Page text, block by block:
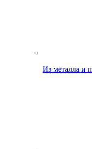
Из металла и